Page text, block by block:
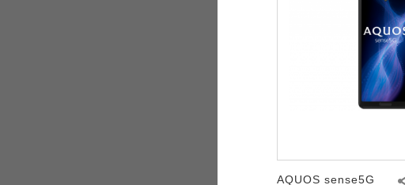
AQUOS sense5G